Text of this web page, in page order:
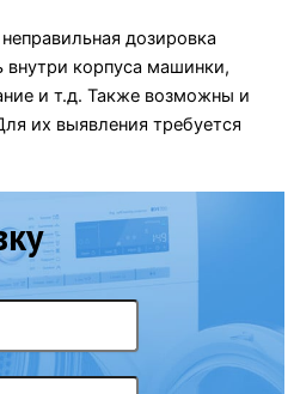
дозировка
корпуса машинки,
и т.д. Также возможны и
их выявления требуется